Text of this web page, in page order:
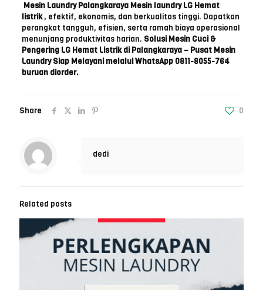
Mesin Laundry Palangkaraya Mesin laundry LG Hemat
listrik, efektif, ekonomis, dan berkualitas tinggi. Dapatkan
perangkat tangguh, efisien, serta ramah biaya operasional
menunjang produktivitas harian. Solusi Mesin Cuci &
Pengering LG Hemat Listrik di Palangkaraya – Pusat Mesin
Laundry Siap Melayani melalui WhatsApp 0811-8055-764
buruan diorder.
Share 0
dedi
Related posts